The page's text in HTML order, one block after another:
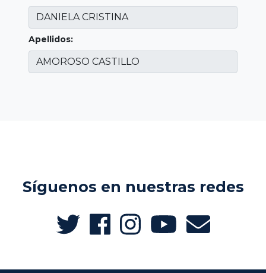
Apellidos:
Síguenos en nuestras redes